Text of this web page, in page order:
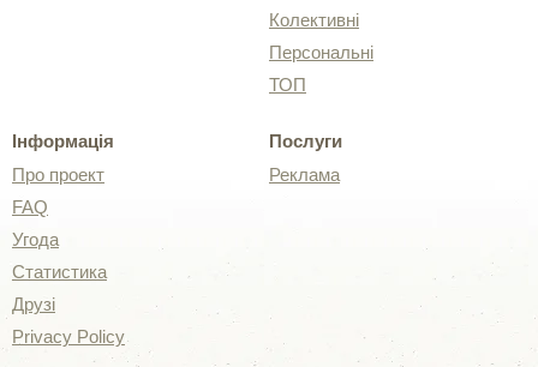
Колективні
Персональні
ТОП
Інформація
Про проект
FAQ
Угода
Статистика
Друзі
Privacy Policy
Послуги
Реклама